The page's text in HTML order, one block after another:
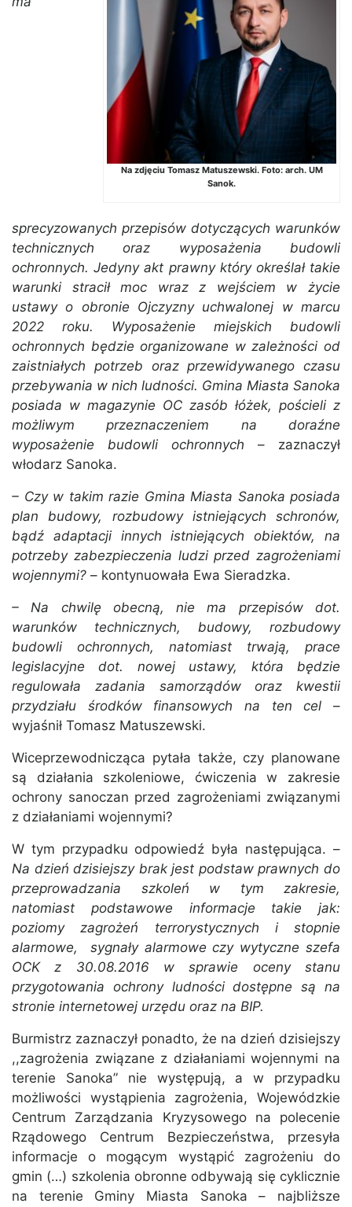
Na zdjęciu Tomasz Matuszewski. Foto: arch. UM
Sanok.
sprecyzowanych przepisów dotyczących warunków
technicznych oraz wyposażenia budowli
ochronnych. Jedyny akt prawny który określał takie
warunki stracił moc wraz z wejściem w życie
ustawy o obronie Ojczyzny uchwalonej w marcu
2022 roku. Wyposażenie miejskich budowli
ochronnych będzie organizowane w zależności od
zaistniałych potrzeb oraz przewidywanego czasu
przebywania w nich ludności. Gmina Miasta Sanoka
posiada w magazynie OC zasób łóżek, pościeli z
możliwym przeznaczeniem na doraźne
wyposażenie budowli ochronnych – zaznaczył
włodarz Sanoka.
– Czy w takim razie Gmina Miasta Sanoka posiada
plan budowy, rozbudowy istniejących schronów,
bądź adaptacji innych istniejących obiektów, na
potrzeby zabezpieczenia ludzi przed zagrożeniami
wojennymi? – kontynuowała Ewa Sieradzka.
– Na chwilę obecną, nie ma przepisów dot.
warunków technicznych, budowy, rozbudowy
budowli ochronnych, natomiast trwają, prace
legislacyjne dot. nowej ustawy, która będzie
regulowała zadania samorządów oraz kwestii
przydziału środków finansowych na ten cel –
wyjaśnił Tomasz Matuszewski.
Wiceprzewodnicząca pytała także, czy planowane
są działania szkoleniowe, ćwiczenia w zakresie
ochrony sanoczan przed zagrożeniami związanymi
z działaniami wojennymi?
W tym przypadku odpowiedź była następująca. –
Na dzień dzisiejszy brak jest podstaw prawnych do
przeprowadzania szkoleń w tym zakresie,
natomiast podstawowe informacje takie jak:
poziomy zagrożeń terrorystycznych i stopnie
alarmowe, sygnały alarmowe czy wytyczne szefa
OCK z 30.08.2016 w sprawie oceny stanu
przygotowania ochrony ludności dostępne są na
stronie internetowej urzędu oraz na BIP.
Burmistrz zaznaczył ponadto, że na dzień dzisiejszy
,,zagrożenia związane z działaniami wojennymi na
terenie Sanoka” nie występują, a w przypadku
możliwości wystąpienia zagrożenia, Wojewódzkie
Centrum Zarządzania Kryzysowego na polecenie
Rządowego Centrum Bezpieczeństwa, przesyła
informacje o mogącym wystąpić zagrożeniu do
gmin (…) szkolenia obronne odbywają się cyklicznie
na terenie Gminy Miasta Sanoka – najbliższe